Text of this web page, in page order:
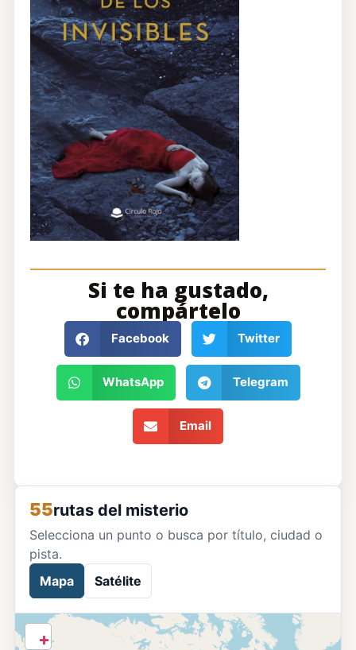
Si te ha gustado,
compártelo
Facebook Twitter
WhatsApp Telegram
Email
55rutas del misterio
Selecciona un punto o busca por título, ciudad o
pista.
Mapa
Satélite
+